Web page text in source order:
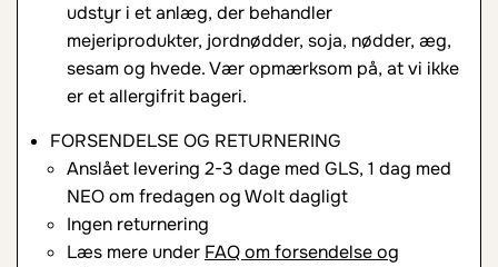
udstyr i et anlæg, der behandler
mejeriprodukter, jordnødder, soja, nødder, æg,
sesam og hvede. Vær opmærksom på, at vi ikke
er et allergifrit bageri.
FORSENDELSE OG RETURNERING
Anslået levering 2-3 dage med GLS, 1 dag med
NEO om fredagen og Wolt dagligt
Ingen returnering
Læs mere under FAQ om forsendelse og